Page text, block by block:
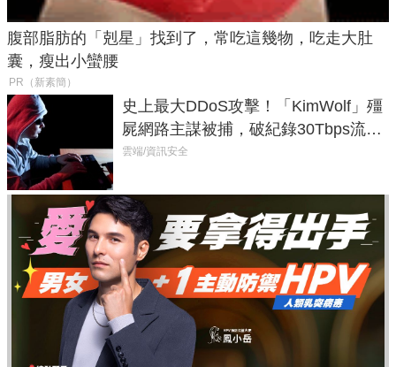
腹部脂肪的「剋星」找到了，常吃這幾物，吃走大肚
囊，瘦出小蠻腰
PR（新素簡）
史上最大DDoS攻擊！「KimWolf」殭
屍網路主謀被捕，破紀錄30Tbps流量
癱瘓全球！
雲端/資訊安全